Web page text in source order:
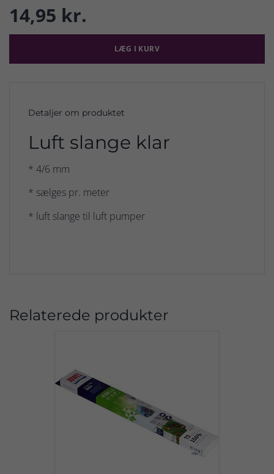
14,95 kr.
LÆG I KURV
Detaljer om produktet
Luft slange klar
* 4/6 mm
* sælges pr. meter
* luft slange til luft pumper
Relaterede produkter